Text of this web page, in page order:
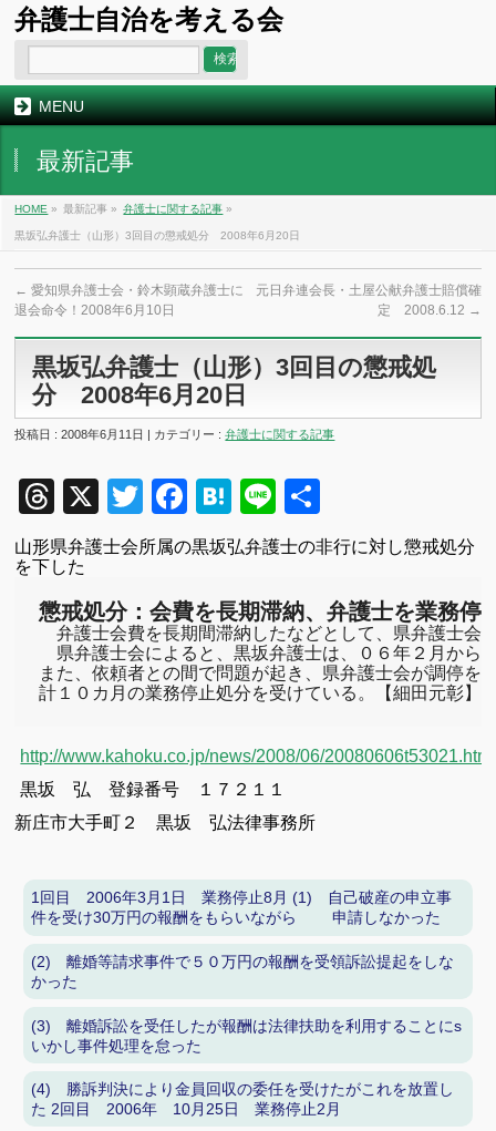
弁護士自治を考える会
MENU
最新記事
HOME » 最新記事 » 弁護士に関する記事 »
黒坂弘弁護士（山形）3回目の懲戒処分 2008年6月20日
← 愛知県弁護士会・鈴木顕蔵弁護士に
退会命令！2008年6月10日
元日弁連会長・土屋公献弁護士賠償確
定 2008.6.12 →
黒坂弘弁護士（山形）3回目の懲戒処
分 2008年6月20日
投稿日 : 2008年6月11日 | カテゴリー :弁護士に関する記事
Threads
X TwitterFacebook
Hatena
Line
有
山形県弁護士会所属の黒坂弘弁護士の非行に対し懲戒処分
を下した
懲戒処分：会費を長期滞納、弁護士を業務停
弁護士会費を長期間滞納したなどとして、県弁護士会
県弁護士会によると、黒坂弁護士は、０６年２月から
また、依頼者との間で問題が起き、県弁護士会が調停
計１０カ月の業務停止処分を受けている。【細田元彰】
http://www.kahoku.co.jp/news/2008/06/20080606t53021.htm
黒坂 弘 登録番号 １７２１１
新庄市大手町２黒坂 弘法律事務所
1回目 2006年3月1日 業務停止8月 (1) 自己破産の申立事
件を受け30万円の報酬をもらいながら 申請しなかった
(2) 離婚等請求事件で５０万円の報酬を受領訴訟提起をしな
かった
(3) 離婚訴訟を受任したが報酬は法律扶助を利用することにs
いかし事件処理を怠った
(4) 勝訴判決により金員回収の委任を受けたがこれを放置し
た 2回目 2006年 10月25日 業務停止2月